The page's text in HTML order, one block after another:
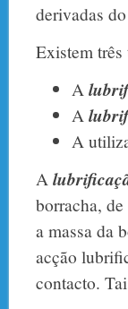
derivadas
Existem
A
A
A
A
borracha,
a massa da
acção
contacto.